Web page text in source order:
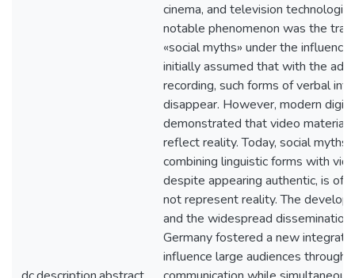
cinema, and television
notable phenomenon was the
«social myths» under the
initially assumed that with the
recording, such forms of verbal
disappear. However, modern
demonstrated that video
reflect reality. Today, social myths
combining linguistic forms with
despite appearing authentic, is
not represent reality. The
and the widespread dissemination
Germany fostered a new
influence large audiences through